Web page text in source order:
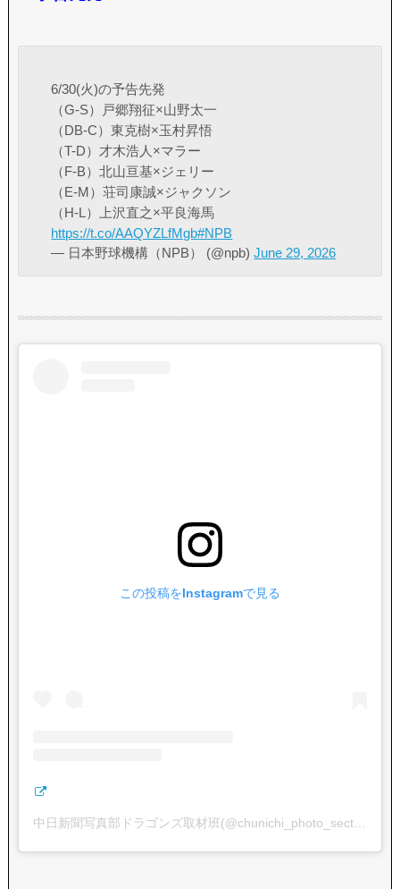
6/30(火)の予告先発
（G-S）戸郷翔征×山野太一
（DB-C）東克樹×玉村昇悟
（T-D）才木浩人×マラー
（F-B）北山亘基×ジェリー
（E-M）荘司康誠×ジャクソン
（H-L）上沢直之×平良海馬
https://t.co/AAQYZLfMgb#NPB
— 日本野球機構（NPB） (@npb)June 29, 2026
この投稿をInstagramで見る
中日新聞写真部ドラゴンズ取材班(@chunichi_photo_section)がシェアした投稿